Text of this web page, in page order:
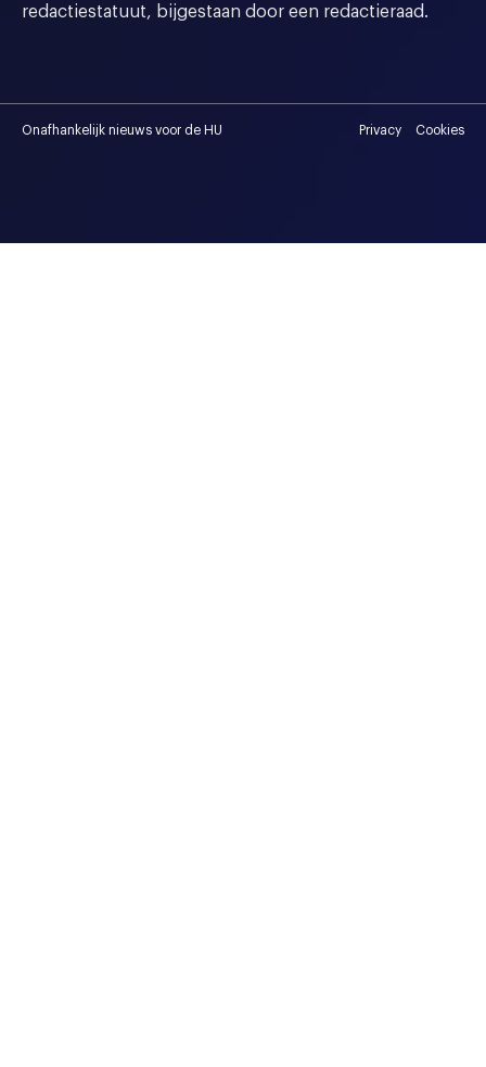
redactiestatuut, bijgestaan door een redactieraad.
Onafhankelijk nieuws voor de HU Privacy Cookies